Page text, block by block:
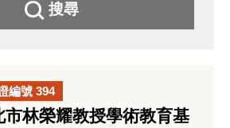
搜尋
編號 394
市林榮耀教授學術教育基